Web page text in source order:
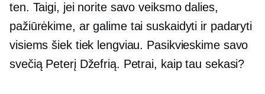
ten. Taigi, jei norite savo veiksmo dalies,
pažiūrėkime, ar galime tai suskaidyti ir padaryti
visiems šiek tiek lengviau. Pasikvieskime savo
svečią Peterį Džefrią. Petrai, kaip tau sekasi?